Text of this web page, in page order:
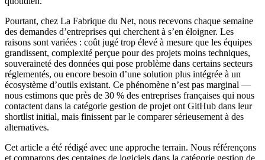
Pourtant, chez La Fabrique du Net, nous recevons chaque semaine
des demandes d’entreprises qui cherchent à s’en éloigner. Les
raisons sont variées : coût jugé trop élevé à mesure que les équipes
grandissent, complexité perçue pour des projets moins techniques,
souveraineté des données qui pose problème dans certains secteurs
réglementés, ou encore besoin d’une solution plus intégrée à un
écosystème d’outils existant. Ce phénomène n’est pas marginal —
nous estimons que près de 30 % des entreprises françaises qui nous
contactent dans la catégorie gestion de projet ont GitHub dans leur
shortlist initial, mais finissent par le comparer sérieusement à des
alternatives.
Cet article a été rédigé avec une approche terrain. Nous référençons
et comparons des centaines de logiciels dans la catégorie gestion de